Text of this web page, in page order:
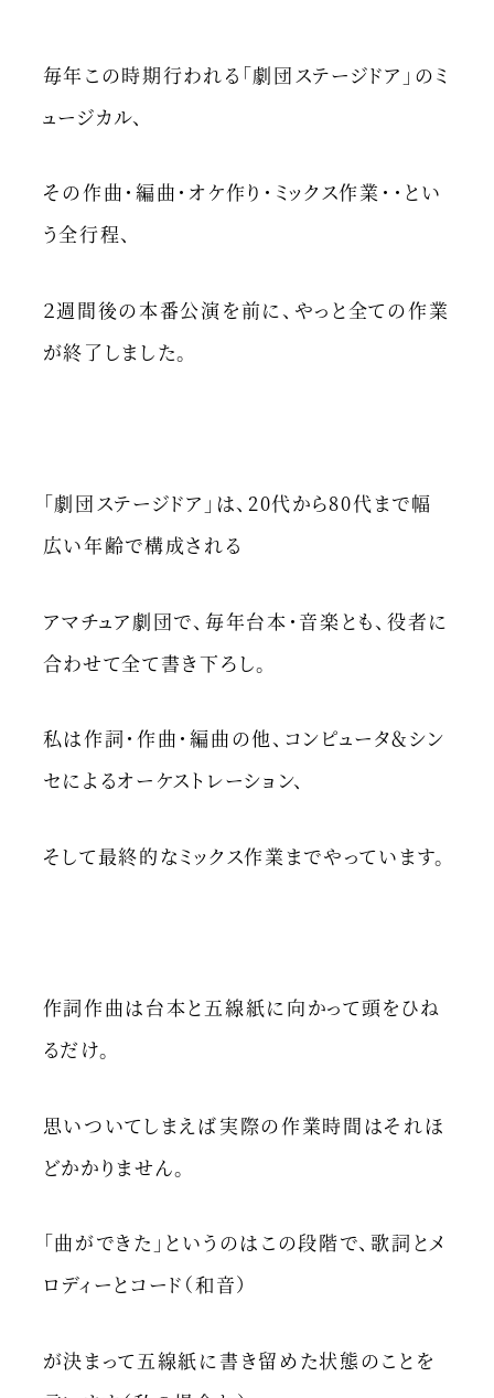
毎年この時期行われる「劇団ステージドア」のミ
ュージカル、
その作曲・編曲・オケ作り・ミックス作業・・とい
う全行程、
２週間後の本番公演を前に、やっと全ての作業
が終了しました。
「劇団ステージドア」は、20代から80代まで幅
広い年齢で構成される
アマチュア劇団で、毎年台本・音楽とも、役者に
合わせて全て書き下ろし。
私は作詞・作曲・編曲の他、コンピュータ＆シン
セによるオーケストレーション、
そして最終的なミックス作業までやっています。
作詞作曲は台本と五線紙に向かって頭をひね
るだけ。
思いついてしまえば実際の作業時間はそれほ
どかかりません。
「曲ができた」というのはこの段階で、歌詞とメ
ロディーとコード（和音）
が決まって五線紙に書き留めた状態のことを